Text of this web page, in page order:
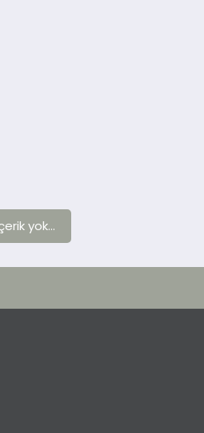
yok...